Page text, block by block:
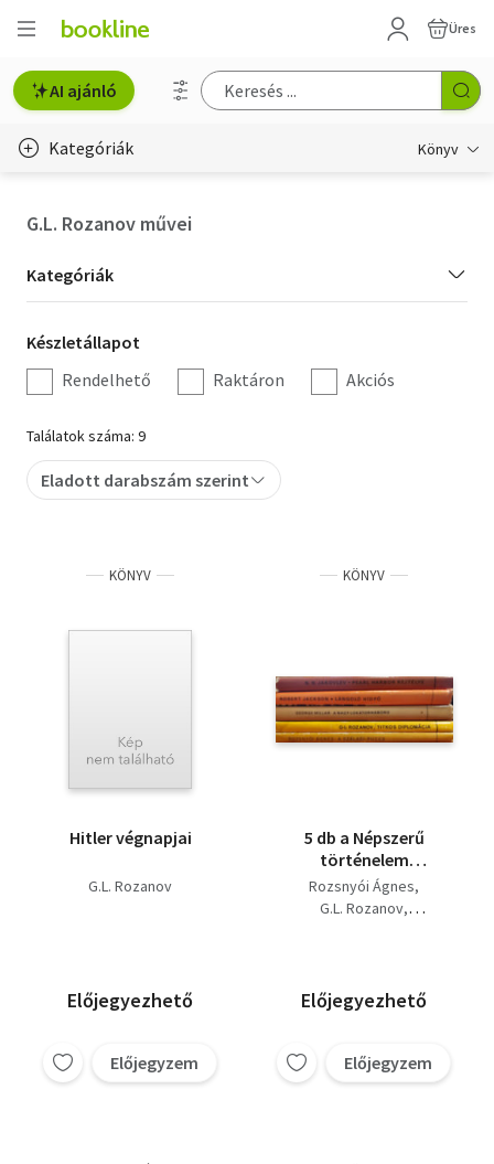
Üres
AI ajánló
Kategóriák Könyv
Hobbi, szabadidő
Irodalom
Művészet
Szakkönyv
Tankönyv, segédkönyv
Társadalomtudomány
G.L. Rozanov művei
Kategória
szűrés
Kategóriák
Készletállapot
szűrés
Készletállapot
Rendelhető
Raktáron Akciós
Találatok száma: 9
Eladott darabszám szerint
KÖNYV
Hitler végnapjai
G.L. Rozanov
Előjegyezhető
Előjegyzem
KÖNYV
5 db a Népszerű
történelem
sorozatból: A Szálasi-
puccs,Titkos
Harbor rejtélye
Rozsnyói Ágnes
G.L. Rozanov
Előjegyezhető
Előjegyzem